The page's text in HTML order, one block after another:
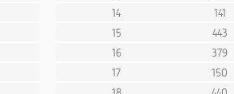
14
141
15
443
16
379
17
150